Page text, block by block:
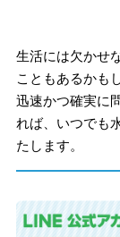
生活には欠かせ
こともあるかも
迅速かつ確実に
れば、いつでも
たします。